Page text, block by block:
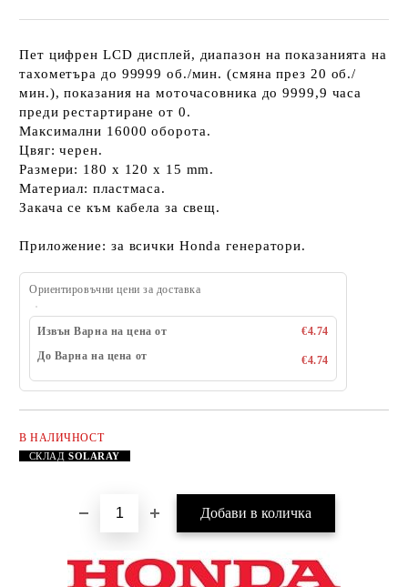
Пет цифрен LCD дисплей, диапазон на показанията на
тахометъра до 99999 об./мин. (смяна през 20 об./
мин.), показания на моточасовника до 9999,9 часа
преди рестартиране от 0.
Максимални 16000 оборота.
Цвяг: черен.
Размери: 180 x 120 x 15 mm.
Материал: пластмаса.
Закача се към кабела за свещ.
Приложение: за всички Honda генератори.
Ориентировъчни цени за доставка
Извън Варна на цена от
€4.74
До Варна на цена от
€4.74
В НАЛИЧНОСТ
СКЛАДSOLARAY